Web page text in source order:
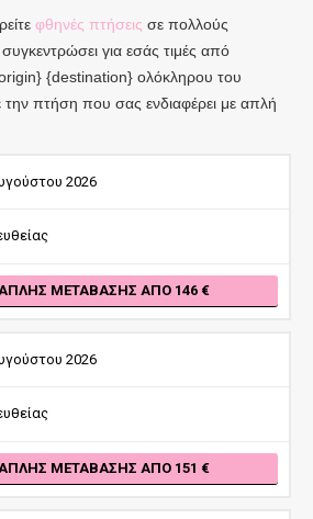
φθηνές πτήσεις σε πολλούς
για εσάς τιμές από
{destination} ολόκληρου του
την πτήση που σας ενδιαφέρει με απλή
2026
ΑΠΛΉΣ ΜΕΤΆΒΑΣΗΣ ΑΠΌ 146
2026
ΑΠΛΉΣ ΜΕΤΆΒΑΣΗΣ ΑΠΌ 151